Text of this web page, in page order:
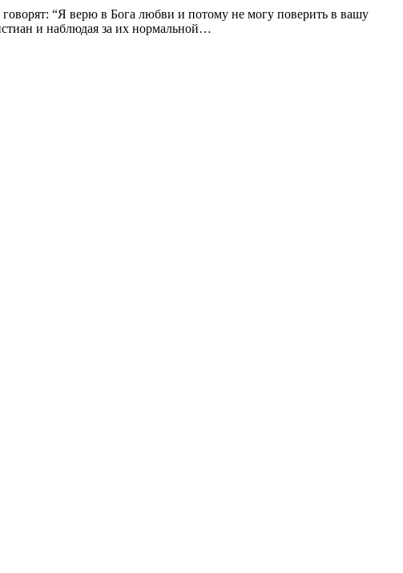
“Я верю в Бога любви и потому не могу поверить в вашу
и наблюдая за их нормальной…